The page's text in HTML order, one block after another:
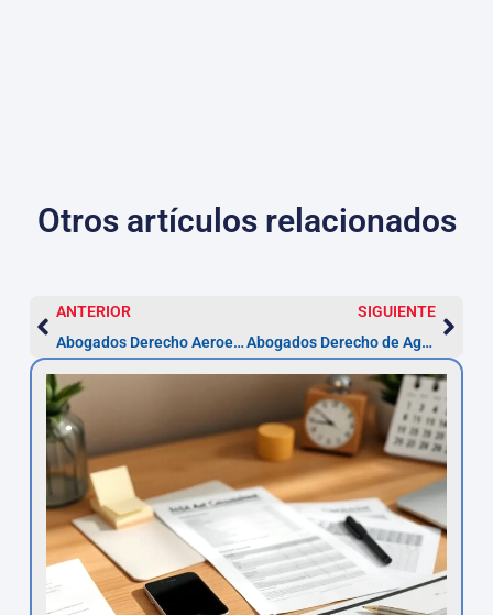
Otros artículos relacionados
ANTERIOR
Abogados Derecho Aeroespacial en Navarra
SIGUIENTE
Abogados Derecho de Aguas en Navarra